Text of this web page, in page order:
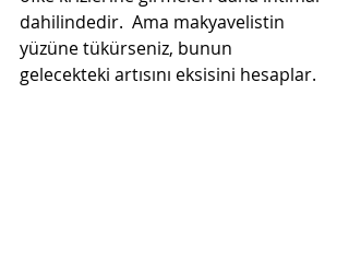
dahilindedir.  Ama makyavelistin
yüzüne tükürseniz, bunun
gelecekteki artısını eksisini hesaplar.